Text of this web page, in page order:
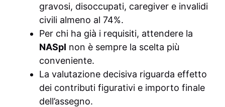
gravosi, disoccupati, caregiver e invalidi
civili almeno al 74%.
Per chi ha già i requisiti, attendere la
NASpI non è sempre la scelta più
conveniente.
La valutazione decisiva riguarda effetto
dei contributi figurativi e importo finale
dell’assegno.